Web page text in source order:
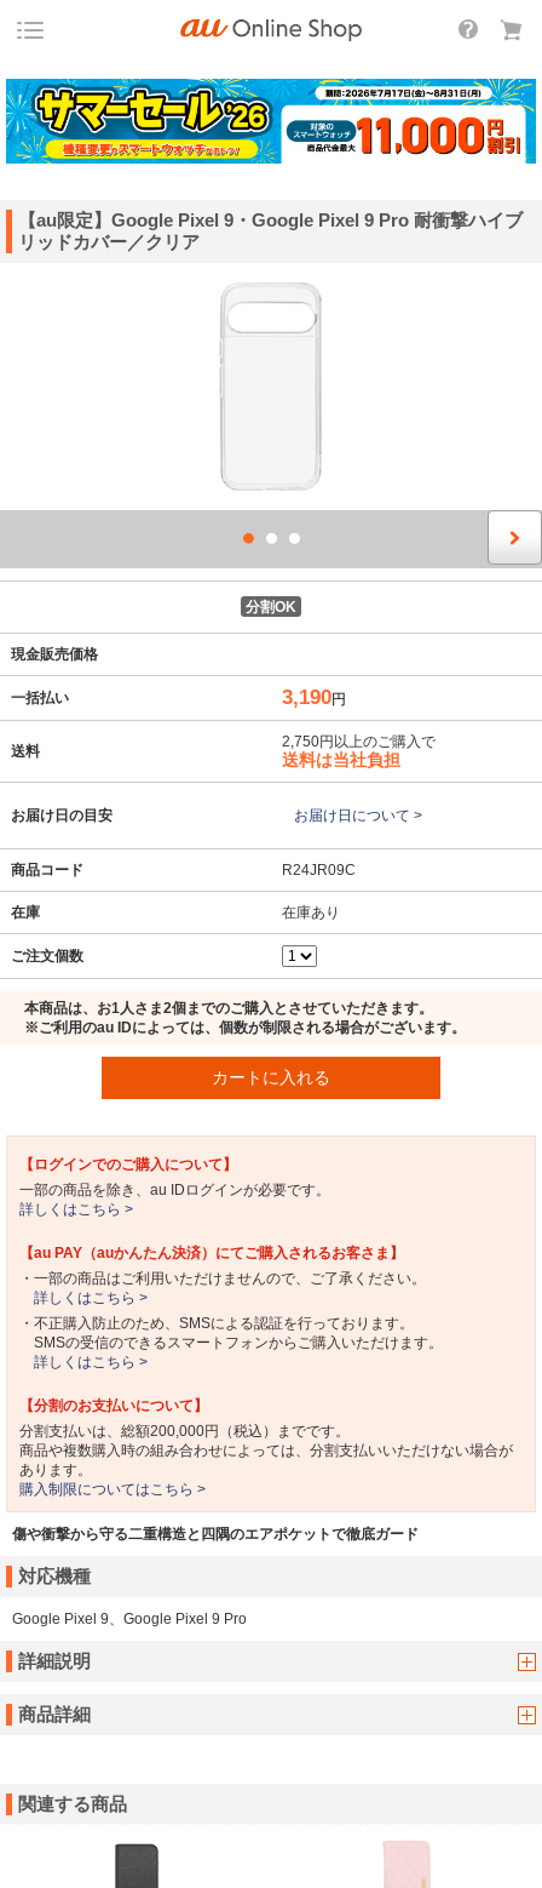
【au限定】Google Pixel 9・Google Pixel 9 Pro 耐衝撃ハイブ
リッドカバー／クリア
分割OK
現金販売価格
一括払い 3,190円
送料
2,750円以上のご購入で
送料は当社負担
お届け日の目安 お届け日について >
商品コード R24JR09C
在庫 在庫あり
ご注文個数
本商品は、お1人さま2個までのご購入とさせていただきます。
※ご利用のau IDによっては、個数が制限される場合がございます。
カートに入れる
【ログインでのご購入について】
一部の商品を除き、au IDログインが必要です。
詳しくはこちら >
【au PAY（auかんたん決済）にてご購入されるお客さま】
・一部の商品はご利用いただけませんので、ご了承ください。
詳しくはこちら >
・不正購入防止のため、SMSによる認証を行っております。
SMSの受信のできるスマートフォンからご購入いただけます。
詳しくはこちら >
【分割のお支払いについて】
分割支払いは、総額200,000円（税込）までです。
商品や複数購入時の組み合わせによっては、分割支払いいただけない場合が
あります。
購入制限についてはこちら >
傷や衝撃から守る二重構造と四隅のエアポケットで徹底ガード
対応機種
Google Pixel 9、Google Pixel 9 Pro
詳細説明
商品詳細
関連する商品